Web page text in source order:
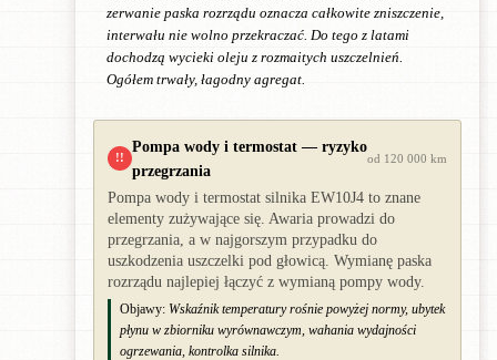
zerwanie paska rozrządu oznacza całkowite zniszczenie,
interwału nie wolno przekraczać. Do tego z latami
dochodzą wycieki oleju z rozmaitych uszczelnień.
Ogółem trwały, łagodny agregat.
!!
Pompa wody i termostat — ryzyko
przegrzania
od 120 000 km
Pompa wody i termostat silnika EW10J4 to znane
elementy zużywające się. Awaria prowadzi do
przegrzania, a w najgorszym przypadku do
uszkodzenia uszczelki pod głowicą. Wymianę paska
rozrządu najlepiej łączyć z wymianą pompy wody.
Objawy: Wskaźnik temperatury rośnie powyżej normy, ubytek
płynu w zbiorniku wyrównawczym, wahania wydajności
ogrzewania, kontrolka silnika.